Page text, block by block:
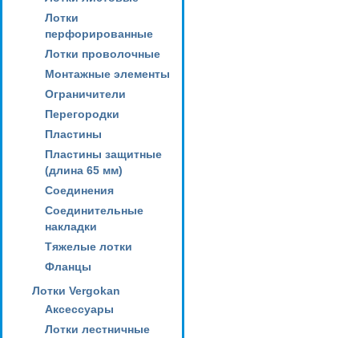
Лотки
перфорированные
Лотки проволочные
Монтажные элементы
Ограничители
Перегородки
Пластины
Пластины защитные
(длина 65 мм)
Соединения
Соединительные
накладки
Тяжелые лотки
Фланцы
Лотки Vergokan
Аксессуары
Лотки лестничные